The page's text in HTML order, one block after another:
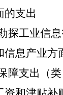
的支出
探工业信
息产业方
障支出（